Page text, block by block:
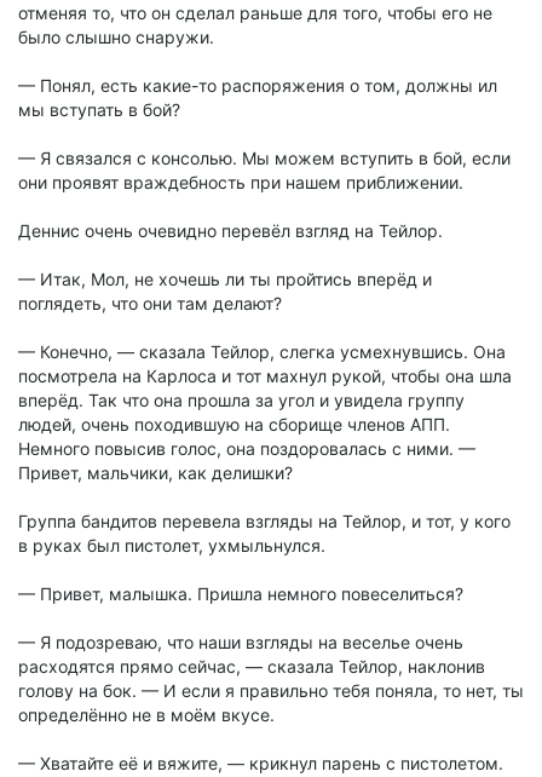
отменяя то, что он сделал раньше для того, чтобы его не
было слышно снаружи.
— Понял, есть какие-то распоряжения о том, должны ил
мы вступать в бой?
— Я связался с консолью. Мы можем вступить в бой, если
они проявят враждебность при нашем приближении.
Деннис очень очевидно перевёл взгляд на Тейлор.
— Итак, Мол, не хочешь ли ты пройтись вперёд и
поглядеть, что они там делают?
— Конечно, — сказала Тейлор, слегка усмехнувшись. Она
посмотрела на Карлоса и тот махнул рукой, чтобы она шла
вперёд. Так что она прошла за угол и увидела группу
людей, очень походившую на сборище членов АПП.
Немного повысив голос, она поздоровалась с ними. —
Привет, мальчики, как делишки?
Группа бандитов перевела взгляды на Тейлор, и тот, у кого
в руках был пистолет, ухмыльнулся.
— Привет, малышка. Пришла немного повеселиться?
— Я подозреваю, что наши взгляды на веселье очень
расходятся прямо сейчас, — сказала Тейлор, наклонив
голову на бок. — И если я правильно тебя поняла, то нет, ты
определённо не в моём вкусе.
— Хватайте её и вяжите, — крикнул парень с пистолетом.